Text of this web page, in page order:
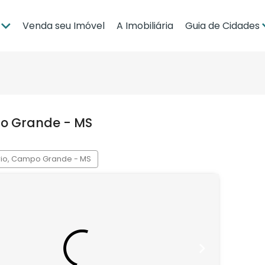
Venda seu Imóvel A Imobiliária Guia de Cidades
Grande - MS
Campo Grande - MS